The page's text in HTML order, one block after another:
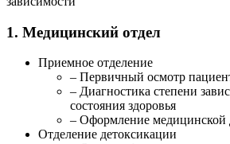
1. Медицинский отдел
Приемное отделение
– Первичный осмотр
– Диагностика степени
состояния здоровья
– Оформление медицинской
Отделение детоксикации